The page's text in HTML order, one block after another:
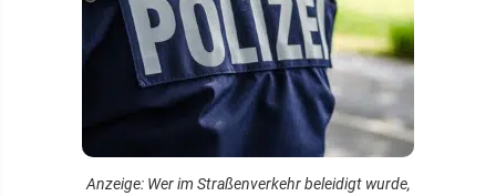
Anzeige: Wer im Straßenverkehr beleidigt wurde,